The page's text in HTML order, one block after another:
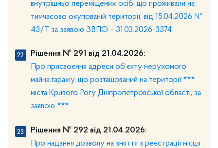
внутрішньо переміщених осіб, що проживали на
тимчасово окупованій території, від 15.04.2026 №
43/Т за заявою ЗВПО – 31.03.2026-3374
Рішення № 291 від 21.04.2026:
Про присвоєння адреси об’єкту нерухомого
майна гаражу, що розташований на території ***
міста Кривого Рогу Дніпропетровської області, за
заявою ***
Рішення № 292 від 21.04.2026:
Про надання дозволу на зняття з реєстрації місця